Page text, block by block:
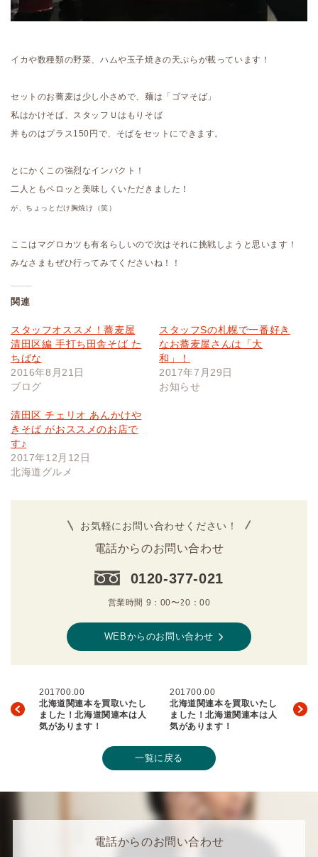
イカや数種類の野菜、ハムや玉子焼きの天ぷらが載っています！
セットのお蕎麦は少し小さめで、麺は「ゴマそば」
私はかけそば、スタッフＵはもりそば
丼ものはプラス150円で、そばをセットにできます。
とにかくこの強烈なインパクト！
二人ともペロッと美味しくいただきました！
が、ちょっとだけ胸焼け（笑）
ここはマグロカツも有名らしいので次はそれに挑戦しようと思います！
みなさまもぜひ行ってみてくださいね！！
関連
スタッフオススメ！蕎麦屋
清田区編 手打ち田舎そば た
ちばな
2016年8月21日
ブログ
スタッフSの札幌で一番好き
なお蕎麦屋さんは「大
和」！
2017年7月29日
お知らせ
清田区 チェリオ あんかけや
きそば がおススメのお店で
す♪
2017年12月12日
北海道グルメ
お気軽にお問い合わせください！
電話からのお問い合わせ
0120-377-021
営業時間 9：00〜20：00
WEBからのお問い合わせ
201700.00
北海道関連本を買取いたし
ました！北海道関連本は人
気があります！
201700.00
北海道関連本を買取いたし
ました！北海道関連本は人
気があります！
一覧に戻る
電話からのお問い合わせ